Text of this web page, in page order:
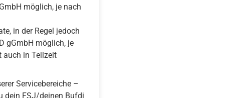
möglich, je nach
in der Regel jedoch
gGmbH möglich, je
auch in Teilzeit
Servicebereiche –
dein FSJ/deinen Bufdi